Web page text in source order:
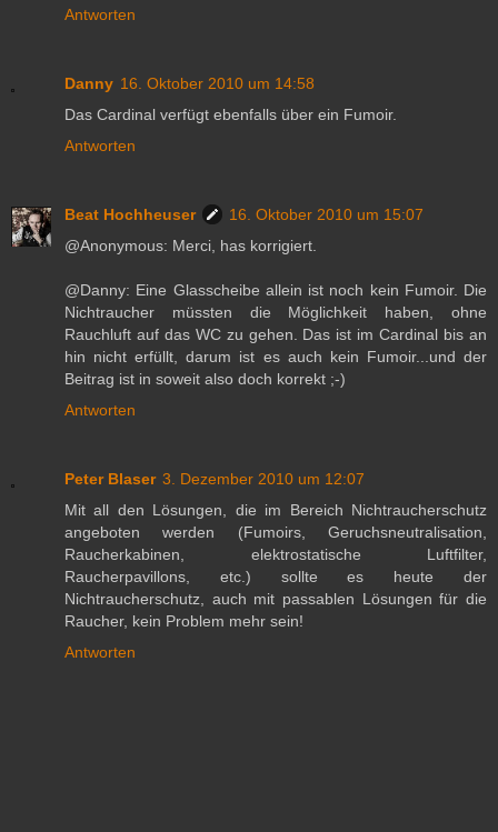
Antworten
Danny 16. Oktober 2010 um 14:58
Das Cardinal verfügt ebenfalls über ein Fumoir.
Antworten
Beat Hochheuser
16. Oktober 2010 um 15:07
@Anonymous: Merci, has korrigiert.
@Danny: Eine Glasscheibe allein ist noch kein Fumoir. Die
Nichtraucher müssten die Möglichkeit haben, ohne
Rauchluft auf das WC zu gehen. Das ist im Cardinal bis an
hin nicht erfüllt, darum ist es auch kein Fumoir...und der
Beitrag ist in soweit also doch korrekt ;-)
Antworten
Peter Blaser 3. Dezember 2010 um 12:07
Mit all den Lösungen, die im Bereich Nichtraucherschutz
angeboten werden (Fumoirs, Geruchsneutralisation,
Raucherkabinen, elektrostatische Luftfilter,
Raucherpavillons, etc.) sollte es heute der
Nichtraucherschutz, auch mit passablen Lösungen für die
Raucher, kein Problem mehr sein!
Antworten